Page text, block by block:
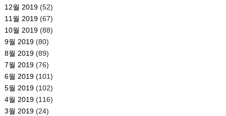
12월 2019(52)
11월 2019(67)
10월 2019(88)
9월 2019(80)
8월 2019(89)
7월 2019(76)
6월 2019(101)
5월 2019(102)
4월 2019(116)
3월 2019(24)